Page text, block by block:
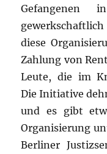
diese
Zahlung von
Leute, die im
Die Initiative
und es gibt
Organisierung
Berliner